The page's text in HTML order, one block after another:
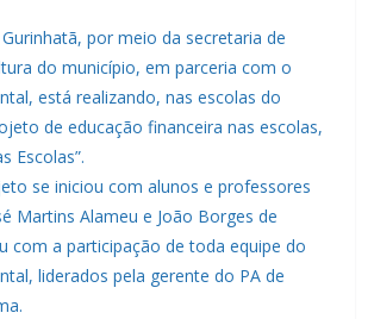
por meio da secretaria de
do município, em parceria com o
está realizando, nas escolas do
de educação financeira nas escolas,
Escolas”.
se iniciou com alunos e professores
Martins Alameu e João Borges de
com a participação de toda equipe do
liderados pela gerente do PA de